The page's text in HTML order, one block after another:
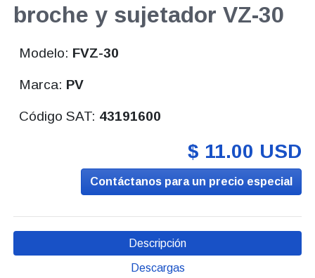
broche y sujetador VZ-30
Modelo: FVZ-30
Marca: PV
Código SAT: 43191600
$ 11.00 USD
Contáctanos para un precio especial
Descripción
Descargas